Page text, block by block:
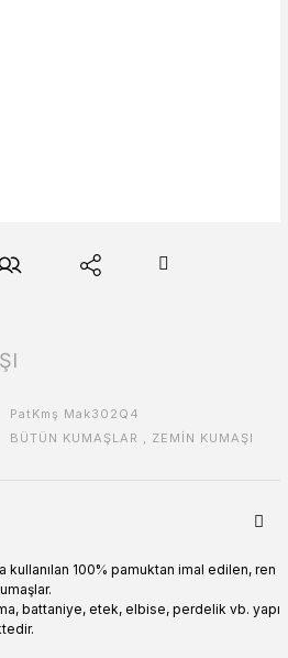
PatKmş Mak302Q4
BÜTÜN KUMAŞLAR , ZEMİN KUMAŞI
kullanılan 100% pamuktan imal edilen, ren
battaniye, etek, elbise, perdelik vb. yapı